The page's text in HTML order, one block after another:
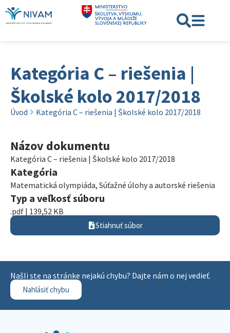
Kategória C – riešenia |
Školské kolo 2017/2018
Úvod Kategória C – riešenia | Školské kolo 2017/2018
Názov dokumentu
Kategória C – riešenia | Školské kolo 2017/2018
Kategória
Matematická olympiáda, Súťažné úlohy a autorské riešenia
Typ a veľkosť súboru
.pdf | 139,52 KB
Stiahnuť súbor
Našli ste na stránke nejakú chybu? Dajte nám o nej vedieť.
Nahlásiť chybu